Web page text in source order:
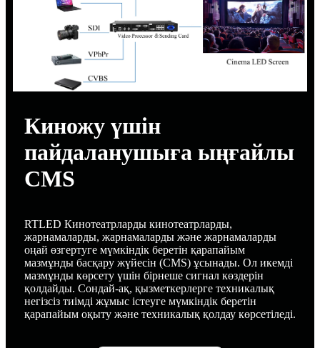
Киножу үшін
пайдаланушыға ыңғайлы
CMS
RTLED Кинотеатрларды кинотеатрларды,
жарнамаларды, жарнамаларды және жарнамаларды
оңай өзгертуге мүмкіндік беретін қарапайым
мазмұнды басқару жүйесін (CMS) ұсынады. Ол икемді
мазмұнды көрсету үшін бірнеше сигнал көздерін
қолдайды. Сондай-ақ, қызметкерлерге техникалық
негізсіз тиімді жұмыс істеуге мүмкіндік беретін
қарапайым оқыту және техникалық қолдау көрсетіледі.